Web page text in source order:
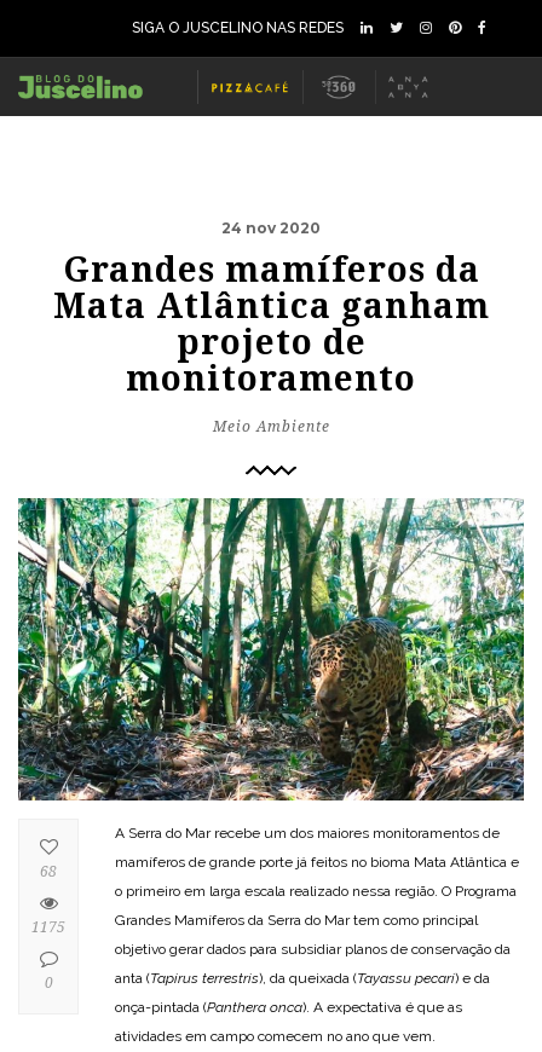
SIGA O JUSCELINO NAS REDES
24 nov 2020
Grandes mamíferos da
Mata Atlântica ganham
projeto de
monitoramento
Meio Ambiente
A Serra do Mar recebe um dos maiores monitoramentos de
mamíferos de grande porte já feitos no bioma Mata Atlântica e
o primeiro em larga escala realizado nessa região. O Programa
Grandes Mamíferos da Serra do Mar tem como principal
objetivo gerar dados para subsidiar planos de conservação da
anta (Tapirus terrestris), da queixada (Tayassu pecari) e da
onça-pintada (Panthera onca). A expectativa é que as
atividades em campo comecem no ano que vem.
68
1175
0